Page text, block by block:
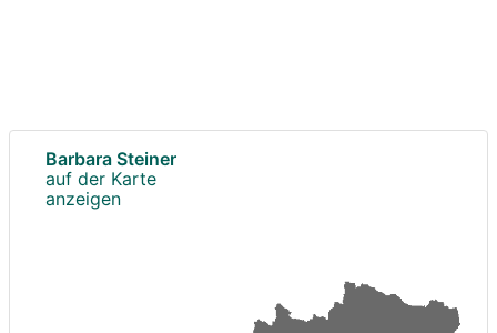
Barbara Steiner
auf der Karte
anzeigen